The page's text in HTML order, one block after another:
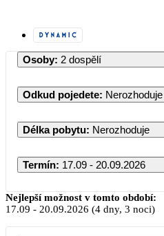
Osoby: 2 dospělí
Odkud pojedete: Nerozhoduje
Délka pobytu: Nerozhoduje
Termín: 17.09 - 20.09.2026
Září
PO ÚT ST
Nejlepší možnost v tomto období:
17.09 - 20.09.2026 (4 dny, 3 noci)